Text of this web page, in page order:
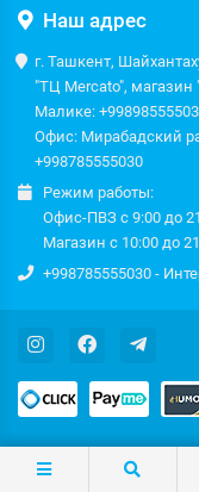
Наш адрес
г. Ташкент,
"ТЦ Mercato", магазин
Малике:
Офис: Мирабадский
+998785555030
Режим работы:
Офис-ПВЗ с 9:00 до
Магазин с 10:00 до
+998785555030 -